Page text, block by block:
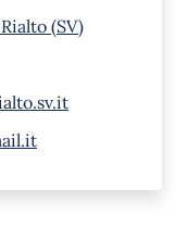
(SV)